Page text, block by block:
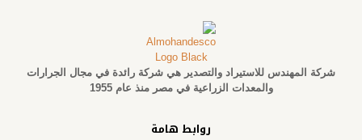
شركة المهندس للاستيراد والتصدير هي شركة رائدة في مجال الجرارات
والمعدات الزراعية في مصر منذ عام 1955
روابط هامة